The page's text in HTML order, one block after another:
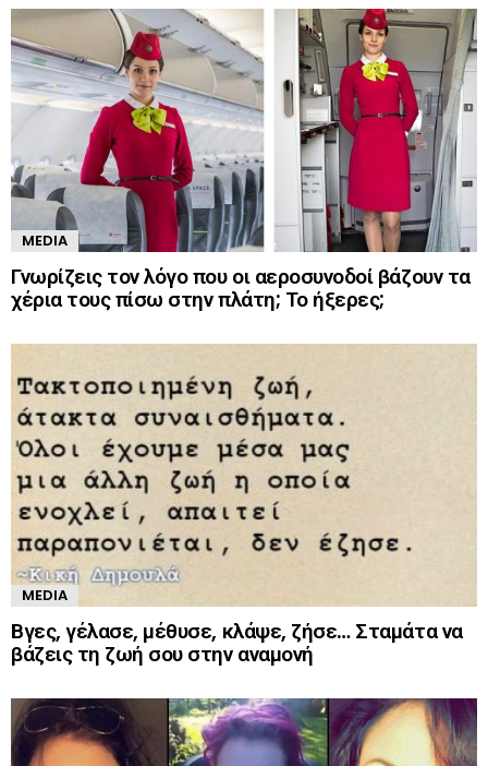
MEDIA
Γνωρίζεις τον λόγο που οι αεροσυνοδοί βάζουν τα
χέρια τους πίσω στην πλάτη; Το ήξερες;
MEDIA
Βγες, γέλασε, μέθυσε, κλάψε, ζήσε… Σταμάτα να
βάζεις τη ζωή σου στην αναμονή